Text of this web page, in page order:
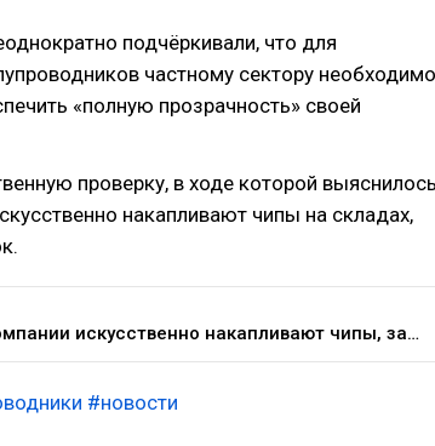
подчёркивали, что для
частному сектору необходимо
«полную прозрачность» своей
проверку, в ходе которой
накапливают чипы на складах,
TSMC: некоторые компании искусственно накапливают чипы, замедляя цепочку поставок — Железо на DTF
#новости